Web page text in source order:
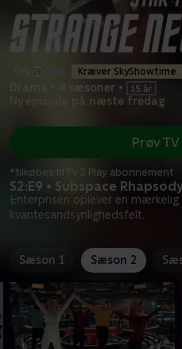
Kræver SkyShowtime
Drama • 4 sæsoner •
Ny episode på næste fredag
S2:E9 • Subspace
Enterprisen oplever en
kvantesandsynlighedsfelt.
Prøv
*tilkøbes til TV 2 Play abonnement
Sæson 1 Sæson 2